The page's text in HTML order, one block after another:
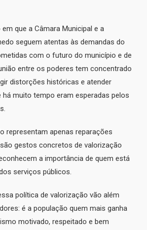
que a Câmara Municipal e a
seguem atentas às demandas do
com o futuro do município e de
entre os poderes tem concentrado
distorções históricas e atender
há muito tempo eram esperadas pelos
representam apenas reparações
gestos concretos de valorização
a importância de quem está
serviços públicos.
política de valorização vão além
é a população quem mais ganha
motivado, respeitado e bem